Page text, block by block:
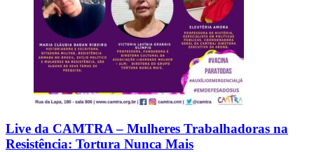
Live da CAMTRA – Mulheres Trabalhadoras na
Resistência: Tortura Nunca Mais